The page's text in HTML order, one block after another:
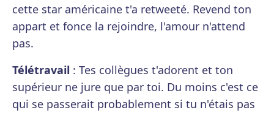
cette star américaine t'a retweeté. Revend ton
appart et fonce la rejoindre, l'amour n'attend
pas.
Télétravail : Tes collègues t'adorent et ton
supérieur ne jure que par toi. Du moins c'est ce
qui se passerait probablement si tu n'étais pas